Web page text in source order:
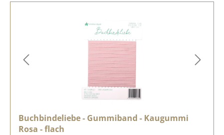
Buchbindeliebe - Gummiband - Kaugummi
Rosa - flach